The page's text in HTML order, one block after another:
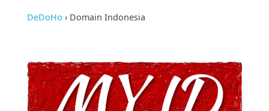
DeDoHo › Domain Indonesia